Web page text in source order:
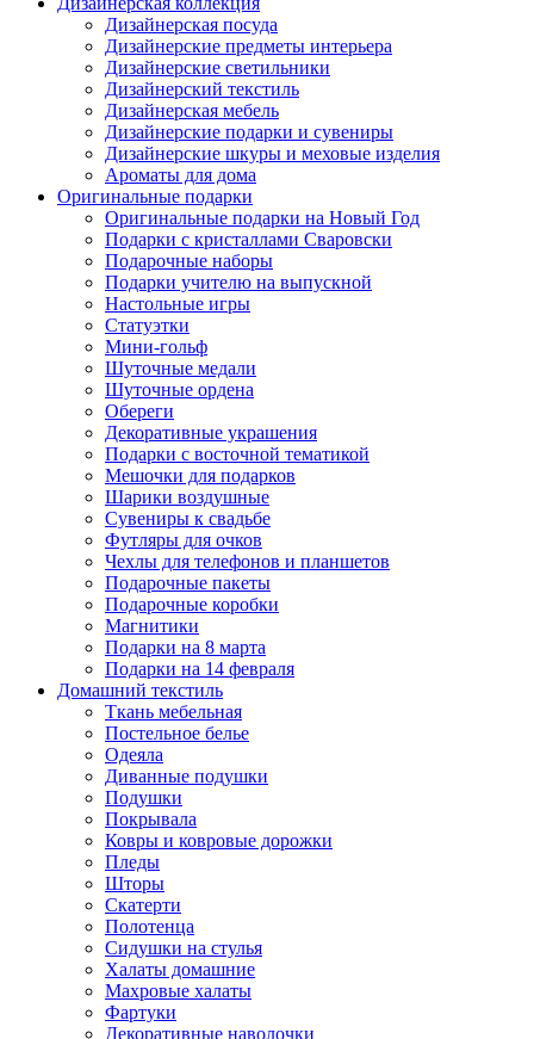
Дизайнерская посуда
Дизайнерские предметы интерьера
Дизайнерские светильники
Дизайнерский текстиль
Дизайнерская мебель
Дизайнерские подарки и сувениры
Дизайнерские шкуры и меховые изделия
Ароматы для дома
Оригинальные подарки
Оригинальные подарки на Новый Год
Подарки с кристаллами Сваровски
Подарочные наборы
Подарки учителю на выпускной
Настольные игры
Статуэтки
Мини-гольф
Шуточные медали
Шуточные ордена
Обереги
Декоративные украшения
Подарки с восточной тематикой
Мешочки для подарков
Шарики воздушные
Сувениры к свадьбе
Футляры для очков
Чехлы для телефонов и планшетов
Подарочные пакеты
Подарочные коробки
Магнитики
Подарки на 8 марта
Подарки на 14 февраля
Домашний текстиль
Ткань мебельная
Постельное белье
Одеяла
Диванные подушки
Подушки
Покрывала
Ковры и ковровые дорожки
Пледы
Шторы
Скатерти
Полотенца
Сидушки на стулья
Халаты домашние
Махровые халаты
Фартуки
Декоративные наволочки